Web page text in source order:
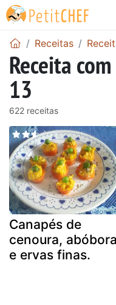
Receitas
Receita
13
622 receitas
Canapés de
cenoura, abóbora
e ervas finas.